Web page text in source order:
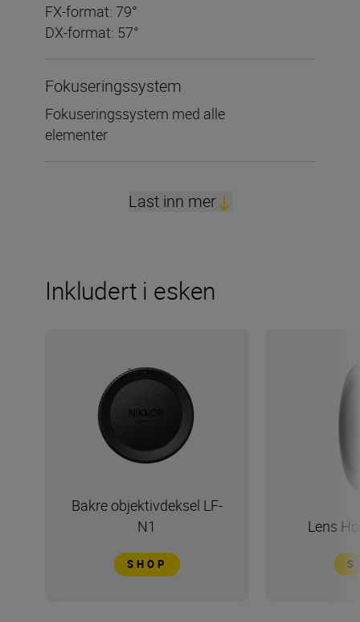
FX-format: 79°
DX-format: 57°
Fokuseringssystem
Fokuseringssystem med alle
elementer
Last inn mer
Inkludert i esken
Bakre objektivdeksel LF-
N1
SHOP
Lens